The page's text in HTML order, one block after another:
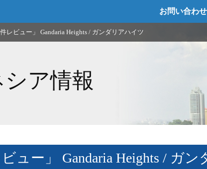
お問い合わせ
件レビュー」 Gandaria Heights / ガンダリアハイツ
ア情報
ビュー」 Gandaria Heights / ガン